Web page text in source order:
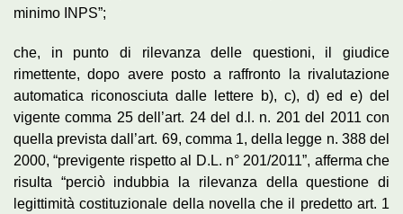
minimo INPS”;
che, in punto di rilevanza delle questioni, il giudice
rimettente, dopo avere posto a raffronto la rivalutazione
automatica riconosciuta dalle lettere b), c), d) ed e) del
vigente comma 25 dell’art. 24 del d.l. n. 201 del 2011 con
quella prevista dall’art. 69, comma 1, della legge n. 388 del
2000, “previgente rispetto al D.L. n° 201/2011”, afferma che
risulta “perciò indubbia la rilevanza della questione di
legittimità costituzionale della novella che il predetto art. 1